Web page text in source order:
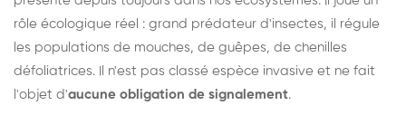
rôle écologique réel : grand prédateur d'insectes, il régule
les populations de mouches, de guêpes, de chenilles
défoliatrices. Il n'est pas classé espèce invasive et ne fait
l'objet d'aucune obligation de signalement.